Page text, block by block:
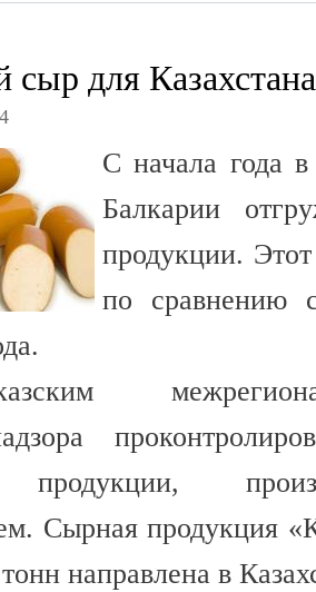
сыр для Казахстана
С начала года
Балкарии
продукции.
по сравнению
продукции,
Сырная продукция
направлена в